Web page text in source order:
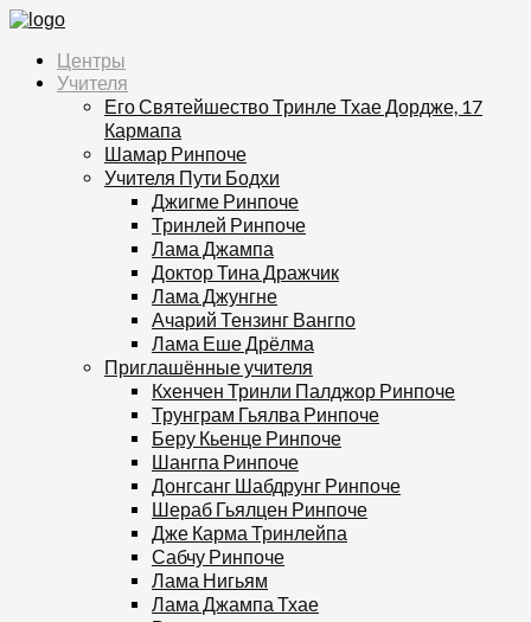
Центры
Учителя
Его Святейшество Тринле Тхае Дордже, 17
Кармапа
Шамар Ринпоче
Учителя Пути Бодхи
Джигме Ринпоче
Тринлей Ринпоче
Лама Джампа
Доктор Тина Дражчик
Лама Джунгне
Ачарий Тензинг Вангпо
Лама Еше Дрёлма
Приглашённые учителя
Кхенчен Тринли Палджор Ринпоче
Трунграм Гьялва Ринпоче
Беру Кьенце Ринпоче
Шангпа Ринпоче
Донгсанг Шабдрунг Ринпоче
Шераб Гьялцен Ринпоче
Дже Карма Тринлейпа
Сабчу Ринпоче
Лама Нигьям
Лама Джампа Тхае